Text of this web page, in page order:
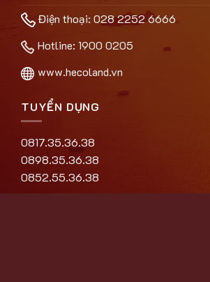
Điện thoại: 028 2252 6666
Hotline: 1900 0205
www.hecoland.vn
TUYỂN DỤNG
0817.35.36.38
0898.35.36.38
0852.55.36.38